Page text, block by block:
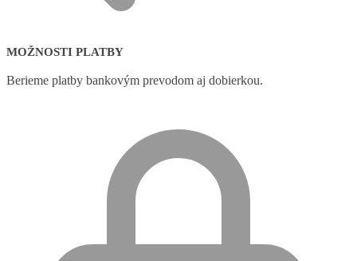
MOŽNOSTI PLATBY
Berieme platby bankovým prevodom aj dobierkou.